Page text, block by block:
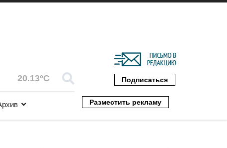
20.13°C Подписаться
Разместить рекламу